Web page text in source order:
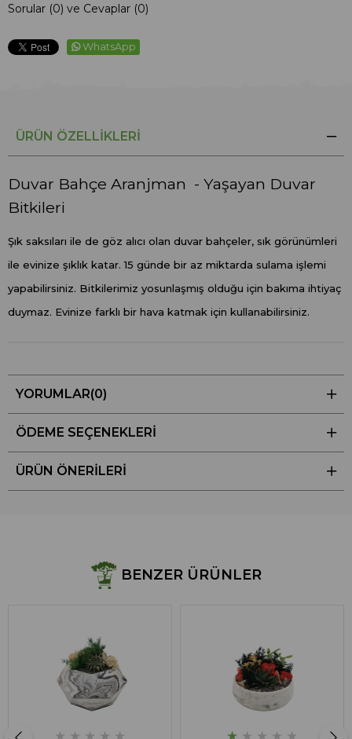
Sorular (0) ve Cevaplar (0)
WhatsApp
ÜRÜN ÖZELLIKLERI
Duvar Bahçe Aranjman - Yaşayan Duvar
Bitkileri
Şık saksıları ile de göz alıcı olan duvar bahçeler, sık görünümleri
ile evinize şıklık katar. 15 günde bir az miktarda sulama işlemi
yapabilirsiniz. Bitkilerimiz yosunlaşmış olduğu için bakıma ihtiyaç
duymaz. Evinize farklı bir hava katmak için kullanabilirsiniz.
YORUMLAR(0)
ÖDEME SEÇENEKLERI
ÜRÜN ÖNERILERI
BENZER ÜRÜNLER
★ ★ ★ ★ ★ ★ ★ ★ ★ ★